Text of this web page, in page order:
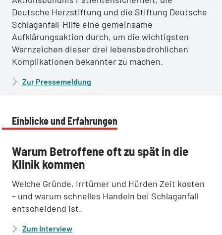
Deutsche Herzstiftung und die Stiftung Deutsche
Schlaganfall-Hilfe eine gemeinsame
Aufklärungsaktion durch, um die wichtigsten
Warnzeichen dieser drei lebensbedrohlichen
Komplikationen bekannter zu machen.
Zur Pressemeldung
Einblicke und Erfahrungen
:
Warum Betroffene oft zu spät in die
Klinik kommen
Welche Gründe, Irrtümer und Hürden Zeit kosten
– und warum schnelles Handeln bei Schlaganfall
entscheidend ist.
Zum Interview